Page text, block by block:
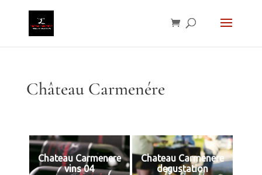
Château Carmenére
Chateau Carmenere
vins 04
Chateau Carmenere
degustation